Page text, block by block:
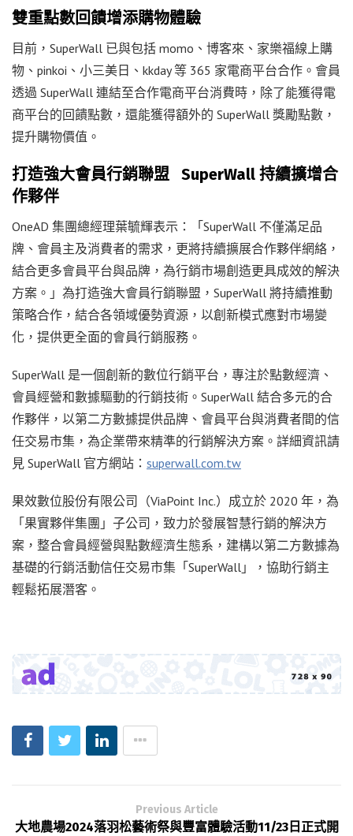
雙重點數回饋增添購物體驗
目前，SuperWall 已與包括 momo、博客來、家樂福線上購
物、pinkoi、小三美日、kkday 等 365 家電商平台合作。會員
透過 SuperWall 連結至合作電商平台消費時，除了能獲得電
商平台的回饋點數，還能獲得額外的 SuperWall 獎勵點數，
提升購物價值。
打造強大會員行銷聯盟 SuperWall 持續擴增合
作夥伴
OneAD 集團總經理葉毓輝表示：「SuperWall 不僅滿足品
牌、會員主及消費者的需求，更將持續擴展合作夥伴網絡，
結合更多會員平台與品牌，為行銷市場創造更具成效的解決
方案。」為打造強大會員行銷聯盟，SuperWall 將持續推動
策略合作，結合各領域優勢資源，以創新模式應對市場變
化，提供更全面的會員行銷服務。
SuperWall 是一個創新的數位行銷平台，專注於點數經濟、
會員經營和數據驅動的行銷技術。SuperWall 結合多元的合
作夥伴，以第二方數據提供品牌、會員平台與消費者間的信
任交易市集，為企業帶來精準的行銷解決方案。詳細資訊請
見 SuperWall 官方網站： superwall.com.tw
果效數位股份有限公司（ViaPoint Inc.）成立於 2020 年，為
「果實夥伴集團」子公司，致力於發展智慧行銷的解決方
案，整合會員經營與點數經濟生態系，建構以第二方數據為
基礎的行銷活動信任交易市集「SuperWall」，協助行銷主
輕鬆拓展潛客。
Previous Article
大地農場2024落羽松藝術祭與豐富體驗活動11/23日正式開